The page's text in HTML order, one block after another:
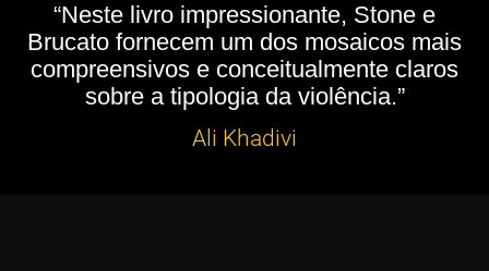
“Neste livro impressionante, Stone e
Brucato fornecem um dos mosaicos mais
compreensivos e conceitualmente claros
sobre a tipologia da violência.”
Ali Khadivi